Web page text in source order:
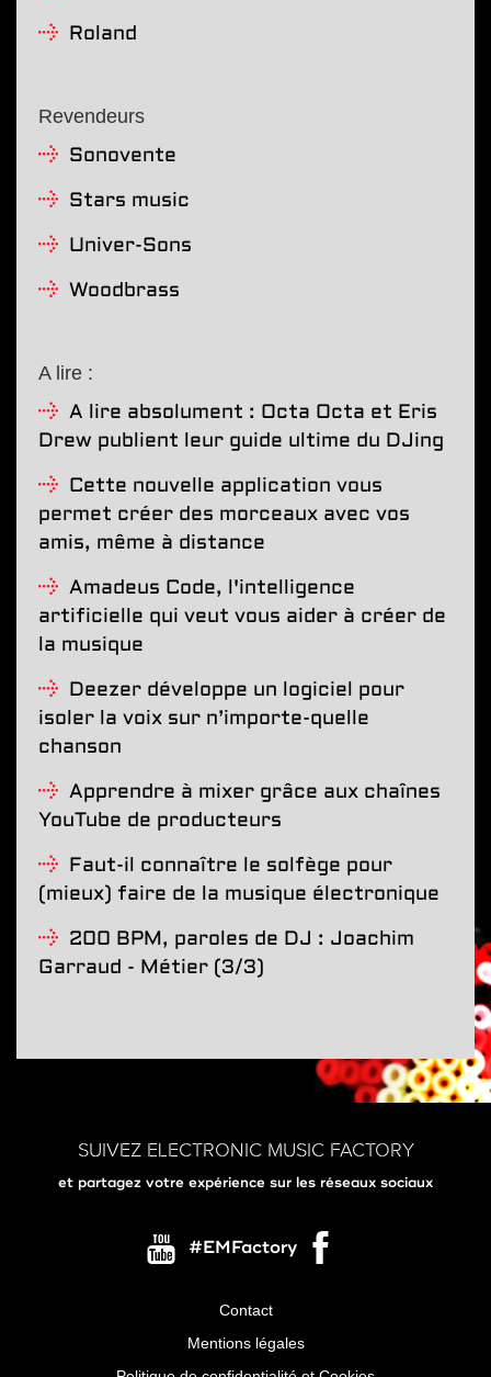
Roland
Revendeurs
Sonovente
Stars music
Univer-Sons
Woodbrass
A lire :
A lire absolument : Octa Octa et Eris
Drew publient leur guide ultime du DJing
Cette nouvelle application vous
permet créer des morceaux avec vos
amis, même à distance
Amadeus Code, l'intelligence
artificielle qui veut vous aider à créer de
la musique
Deezer développe un logiciel pour
isoler la voix sur n’importe-quelle
chanson
Apprendre à mixer grâce aux chaînes
YouTube de producteurs
Faut-il connaître le solfège pour
(mieux) faire de la musique électronique
200 BPM, paroles de DJ : Joachim
Garraud - Métier (3/3)
SUIVEZ ELECTRONIC MUSIC FACTORY
et partagez votre expérience sur les réseaux sociaux
#EMFactory
Contact
Mentions légales